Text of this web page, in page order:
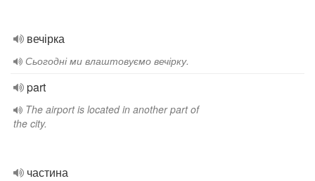
вечірка
Сьогодні ми влаштовуємо вечірку.
part
The airport is located in another part of
the city.
частина